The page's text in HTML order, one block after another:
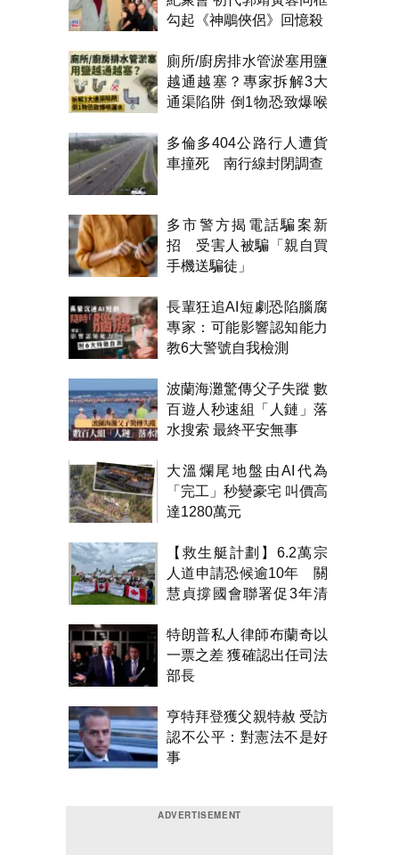
勾起《神鵰俠侶》回憶殺
廁所/廚房排水管淤塞用鹽
越通越塞？專家拆解3大
通渠陷阱 倒1物恐致爆喉
多倫多404公路行人遭貨
車撞死 南行線封閉調查
多市警方揭電話騙案新
招 受害人被騙「親自買
手機送騙徒」
長輩狂追AI短劇恐陷腦腐
專家：可能影響認知能力
教6大警號自我檢測
波蘭海灘驚傳父子失蹤 數
百遊人秒速組「人鏈」落
水搜索 最終平安無事
大溫爛尾地盤由AI代為
「完工」秒變豪宅 叫價高
達1280萬元
【救生艇計劃】6.2萬宗
人道申請恐候逾10年 關
慧貞撐國會聯署促3年清
特朗普私人律師布蘭奇以
一票之差 獲確認出任司法
部長
亨特拜登獲父親特赦 受訪
認不公平：對憲法不是好
事